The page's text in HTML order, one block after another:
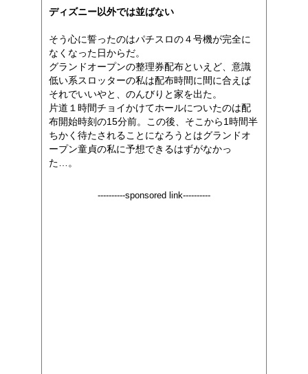
ディズニー以外では並ばない
そう心に誓ったのはパチスロの４号機が完全に
なくなった日からだ。
グランドオープンの整理券配布といえど、意識
低い系スロッターの私は配布時間に間に合えば
それでいいやと、のんびりと家を出た。
片道１時間チョイかけてホールについたのは配
布開始時刻の15分前。この後、そこから1時間半
ちかく待たされることになろうとはグランドオ
ープン童貞の私に予想できるはずがなかっ
た…。
----------sponsored link----------